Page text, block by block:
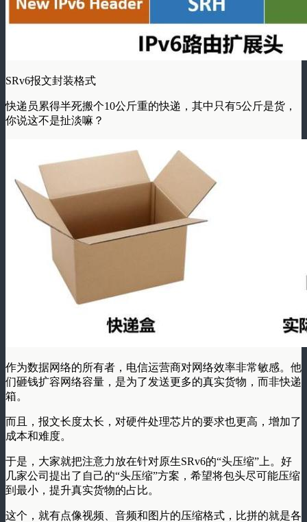
SRv6报文封装格式
快递员累得半死搬个10公斤重的快递，其中只有5公斤是货，
你说这不是扯淡嘛？
作为数据网络的所有者，电信运营商对网络效率非常敏感。他
们砸钱扩容网络容量，是为了发送更多的真实货物，而非快递
箱。
而且，报文长度太长，对硬件处理芯片的要求也更高，增加了
成本和难度。
于是，大家就把注意力放在针对原生SRv6的“头压缩” 上。好
几家公司提出了自己的“头压缩”方案，希望将包头尽可能压缩
到最小，提升真实货物的占比。
这个，就有点像视频、音频和图片的压缩格式，比拼的就是各